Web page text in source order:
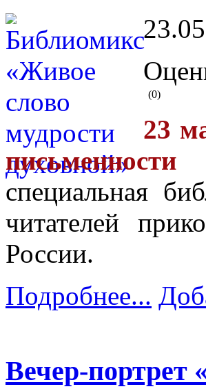
(0)
23
специальная
читателей
России.
Подробнее...
Вечер-